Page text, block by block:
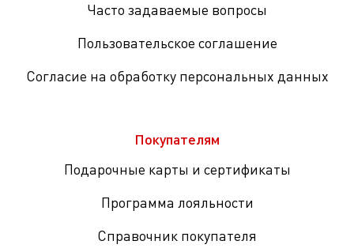
Часто задаваемые вопросы
Пользовательское соглашение
Согласие на обработку персональных данных
Покупателям
Подарочные карты и сертификаты
Программа лояльности
Справочник покупателя